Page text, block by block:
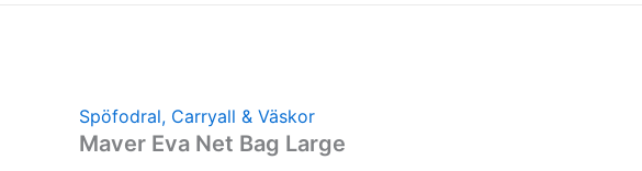
Spöfodral, Carryall & Väskor
Maver Eva Net Bag Large